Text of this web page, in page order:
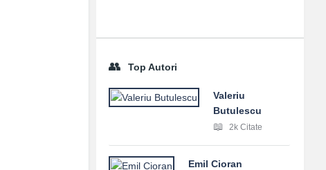
Top Autori
Valeriu
Butulescu
2k Citate
Emil Cioran